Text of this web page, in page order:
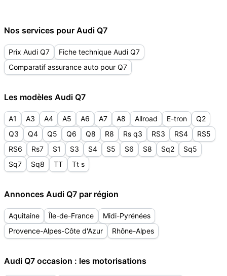
Nos services pour Audi Q7
Prix Audi Q7
Fiche technique Audi Q7
Comparatif assurance auto pour Q7
Les modèles Audi Q7
A1 A3 A4 A5 A6 A7 A8 Allroad E-tron
Q2
Q3
Q4 Q5 Q6 Q8 R8 Rs q3 RS3 RS4
RS5
RS6
Rs7 S1 S3 S4 S5 S6 S8 Sq2
Sq5
Sq7
Sq8 TT Tt s
Annonces Audi Q7 par région
Aquitaine Île-de-France
Midi-Pyrénées
Provence-Alpes-Côte d'Azur
Rhône-Alpes
Audi Q7 occasion : les motorisations